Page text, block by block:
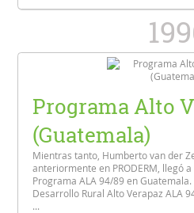
Programa Alto
(Guatemala)
Mientras tanto, Humberto van der
anteriormente en PRODERM, llegó
Programa ALA 94/89 en
Desarrollo Rural Alto Verapaz ALA
...